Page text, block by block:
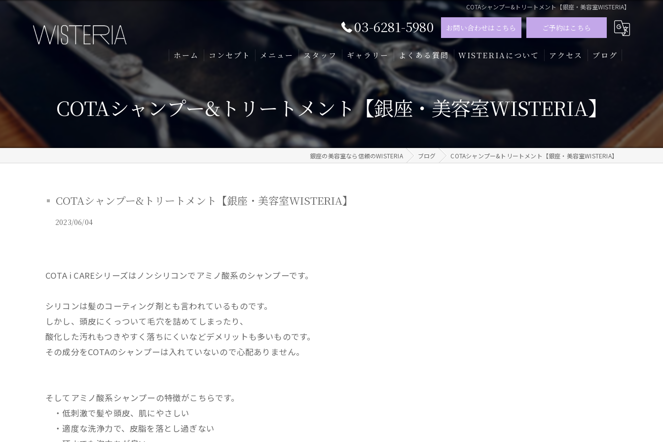
COTAシャンプー&トリートメント【銀座・美容室WISTERIA】
03-6281-5980 お問い合わせはこちら ご予約はこちら
ホーム コンセプト メニュー スタッフ ギャラリー よくある質問 WISTERIAについて
髪質改善
トリートメント
メンズ
アクセス ブログ
COTAシャンプー&トリートメント【銀座・美容室WISTERIA】
銀座の美容室なら信頼のWISTERIA ブログ COTAシャンプー&トリートメント【銀座・美容室WISTERIA】
COTAシャンプー&トリートメント【銀座・美容室WISTERIA】
2023/06/04
COTA i CAREシリーズはノンシリコンでアミノ酸系のシャンプーです。
シリコンは髪のコーティング剤とも言われているものです。
しかし、頭皮にくっついて毛穴を詰めてしまったり、
酸化した汚れもつきやすく落ちにくいなどデメリットも多いものです。
その成分をCOTAのシャンプーは入れていないので心配ありません。
そしてアミノ酸系シャンプーの特徴がこちらです。
・低刺激で髪や頭皮、肌にやさしい
・適度な洗浄力で、皮脂を落とし過ぎない